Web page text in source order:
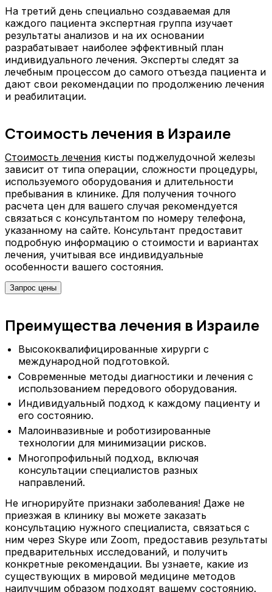
На третий день специально создаваемая для
каждого пациента экспертная группа изучает
результаты анализов и на их основании
разрабатывает наиболее эффективный план
индивидуального лечения. Эксперты следят за
лечебным процессом до самого отъезда пациента и
дают свои рекомендации по продолжению лечения
и реабилитации.
Стоимость лечения в Израиле
Стоимость лечения кисты поджелудочной железы
зависит от типа операции, сложности процедуры,
используемого оборудования и длительности
пребывания в клинике. Для получения точного
расчета цен для вашего случая рекомендуется
связаться с консультантом по номеру телефона,
указанному на сайте. Консультант предоставит
подробную информацию о стоимости и вариантах
лечения, учитывая все индивидуальные
особенности вашего состояния.
Запрос цены
Преимущества лечения в Израиле
Высококвалифицированные хирурги с
международной подготовкой.
Современные методы диагностики и лечения с
использованием передового оборудования.
Индивидуальный подход к каждому пациенту и
его состоянию.
Малоинвазивные и роботизированные
технологии для минимизации рисков.
Многопрофильный подход, включая
консультации специалистов разных
направлений.
Не игнорируйте признаки заболевания! Даже не
приезжая в клинику вы можете заказать
консультацию нужного специалиста, связаться с
ним через Skype или Zoom, предоставив результаты
предварительных исследований, и получить
конкретные рекомендации. Вы узнаете, какие из
существующих в мировой медицине методов
наилучшим образом подходят вашему состоянию.